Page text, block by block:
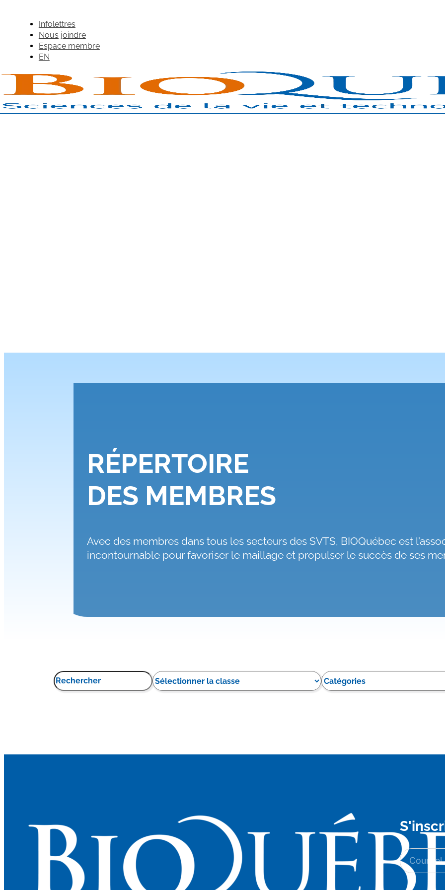
Infolettres
Nous joindre
Espace membre
EN
RÉPERTOIRE
DES MEMBRES
Avec des membres dans tous les secteurs des SVTS, BIOQuébec est
incontournable pour favoriser le maillage et propulser le succès de ses